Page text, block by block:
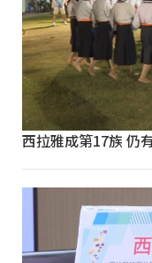
西拉雅成第17族 仍